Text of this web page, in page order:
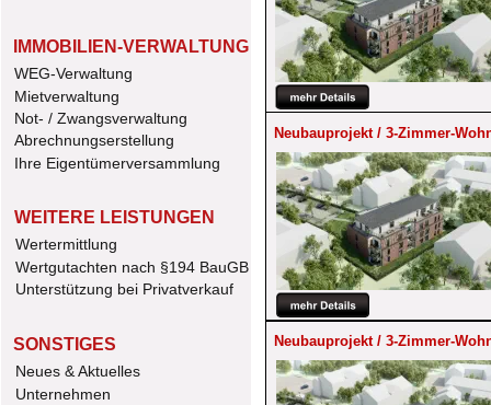
IMMOBILIEN-VERWALTUNG
WEG-Verwaltung
Mietverwaltung
Not- / Zwangsverwaltung
Abrechnungserstellung
Ihre Eigentümerversammlung
WEITERE LEISTUNGEN
Wertermittlung
Wertgutachten nach §194 BauGB
Unterstützung bei Privatverkauf
SONSTIGES
Neues & Aktuelles
Unternehmen
Neubauprojekt / 3-Zimmer-
Neubauprojekt / 3-Zimmer-